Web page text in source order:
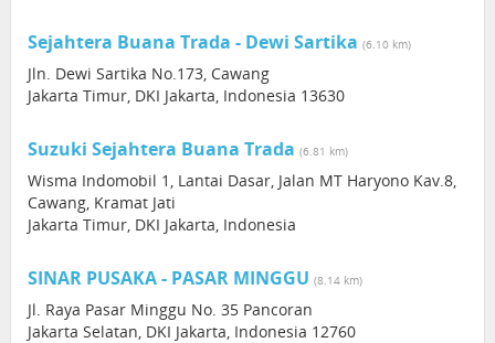
Sejahtera Buana Trada - Dewi Sartika (6.10 km)
Jln. Dewi Sartika No.173, Cawang
Jakarta Timur, DKI Jakarta, Indonesia 13630
Suzuki Sejahtera Buana Trada (6.81 km)
Wisma Indomobil 1, Lantai Dasar, Jalan MT Haryono Kav.8,
Cawang, Kramat Jati
Jakarta Timur, DKI Jakarta, Indonesia
SINAR PUSAKA - PASAR MINGGU (8.14 km)
Jl. Raya Pasar Minggu No. 35 Pancoran
Jakarta Selatan, DKI Jakarta, Indonesia 12760